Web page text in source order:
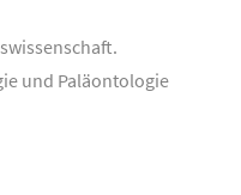
und Paläontologie